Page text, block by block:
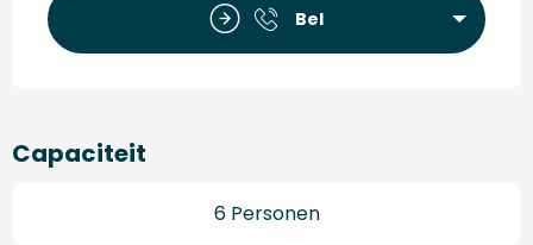
Bel
Capaciteit
6 Personen